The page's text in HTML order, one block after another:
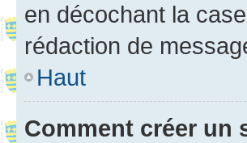
en décochant la case
rédaction de
Haut
Comment créer un